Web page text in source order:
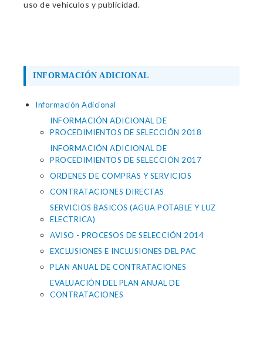
uso de vehículos y publicidad.
INFORMACIÓN ADICIONAL
Información Adicional
INFORMACIÓN ADICIONAL DE
PROCEDIMIENTOS DE SELECCIÓN 2018
INFORMACIÓN ADICIONAL DE
PROCEDIMIENTOS DE SELECCIÓN 2017
ORDENES DE COMPRAS Y SERVICIOS
CONTRATACIONES DIRECTAS
SERVICIOS BASICOS (AGUA POTABLE Y LUZ
ELECTRICA)
AVISO - PROCESOS DE SELECCIÓN 2014
EXCLUSIONES E INCLUSIONES DEL PAC
PLAN ANUAL DE CONTRATACIONES
EVALUACIÓN DEL PLAN ANUAL DE
CONTRATACIONES